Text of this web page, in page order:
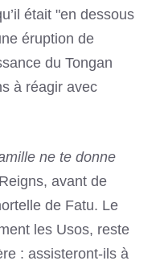
était "en dessous
éruption de
du Tongan
à réagir avec
ne te donne
avant de
de Fatu. Le
les Usos, reste
: assisteront-ils à